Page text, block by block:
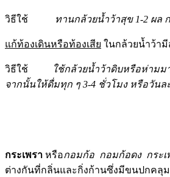
วิธีใช้ ทานกล้วยน้ำว้าสุข 1-2 ผล
แก้ท้องเดินหรือท้องเสีย ในกล้วยน้ำว้า
วิธีใช้ ใช้กล้วยน้ำว้าดิบหรือห่าม
จากนั้นให้ดื่มทุก ๆ 3-4 ชั่วโมง หรือวัน
กระเพรา หรือกอมก้อ กอมก้อดง กระเ
ต่างกันที่กลิ่นและกิ่งก้านซึ่งมีขนปกคลุม